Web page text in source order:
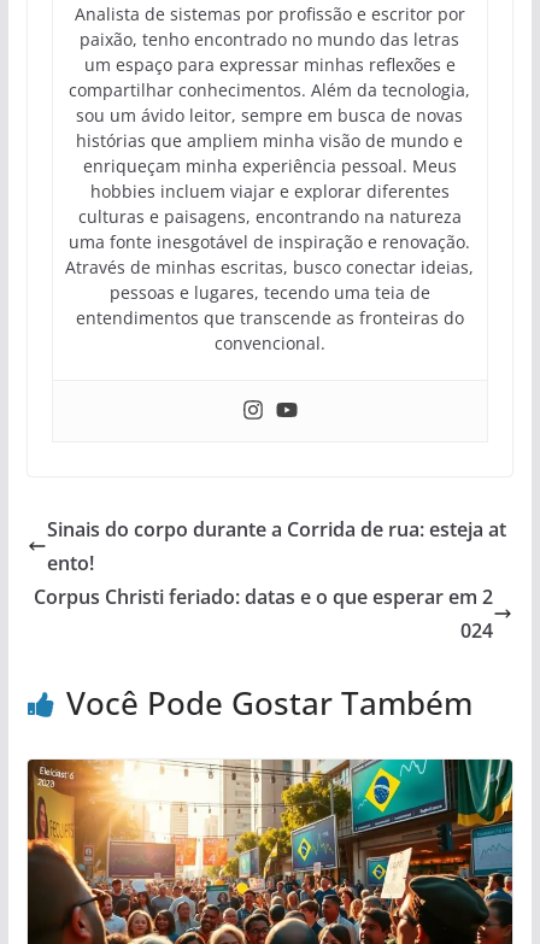
Analista de sistemas por profissão e escritor por
paixão, tenho encontrado no mundo das letras
um espaço para expressar minhas reflexões e
compartilhar conhecimentos. Além da tecnologia,
sou um ávido leitor, sempre em busca de novas
histórias que ampliem minha visão de mundo e
enriqueçam minha experiência pessoal. Meus
hobbies incluem viajar e explorar diferentes
culturas e paisagens, encontrando na natureza
uma fonte inesgotável de inspiração e renovação.
Através de minhas escritas, busco conectar ideias,
pessoas e lugares, tecendo uma teia de
entendimentos que transcende as fronteiras do
convencional.
Sinais do corpo durante a Corrida de rua: esteja at
ento!
Corpus Christi feriado: datas e o que esperar em 2
024
Você Pode Gostar Também